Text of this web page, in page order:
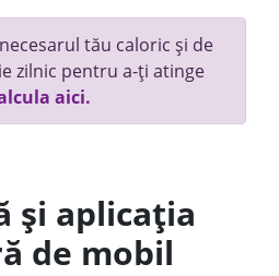
tău caloric și de
zilnic pentru a-ți atinge
aici.
și aplicația
de mobil